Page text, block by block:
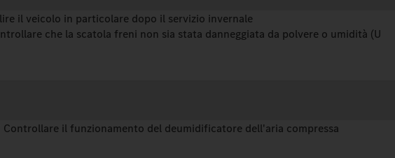
il veicolo in particolare dopo il servizio invernale
che la scatola freni non sia stata danneggiata da polvere o umidità (U
il funzionamento del deumidificatore dell'aria compressa